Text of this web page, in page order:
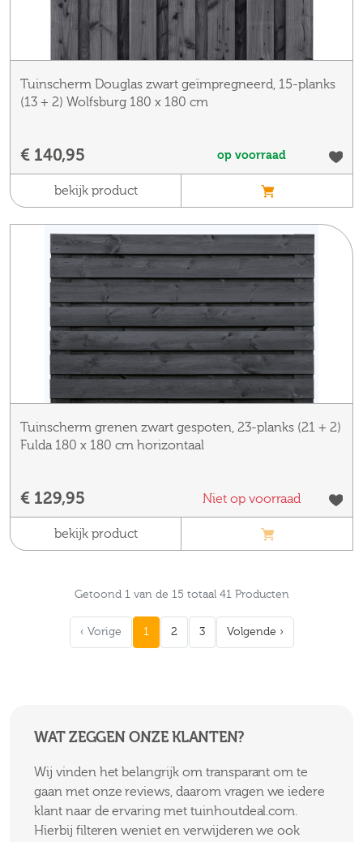
Tuinscherm Douglas zwart geïmpregneerd, 15-planks
(13 + 2) Wolfsburg 180 x 180 cm
€ 140,95 op voorraad
bekijk product
Tuinscherm grenen zwart gespoten, 23-planks (21 + 2)
Fulda 180 x 180 cm horizontaal
€ 129,95 Niet op voorraad
bekijk product
Getoond 1 van de 15 totaal 41 Producten
‹ Vorige 1 2 3 Volgende ›
WAT ZEGGEN ONZE KLANTEN?
Wij vinden het belangrijk om transparant om te
gaan met onze reviews, daarom vragen we iedere
klant naar de ervaring met tuinhoutdeal.com.
Hierbij filteren weniet en verwijderen we ook